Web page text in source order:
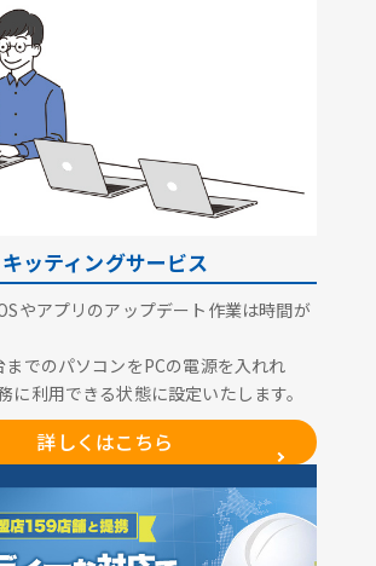
キッティングサービス
やアプリのアップデート作業は時間が
でのパソコンをPCの電源を入れれ
に利用できる状態に設定いたします。
詳しくはこちら